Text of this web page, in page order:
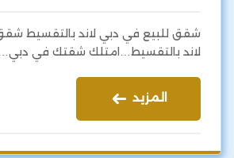
شقق للبيع في دبي لاند بالتقسيط
لاند بالتقسيط…امتلك شقتك في دبي…
المزيد